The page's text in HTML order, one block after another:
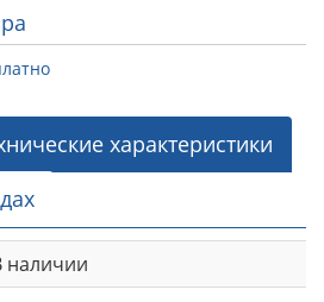
характеристики
наличии